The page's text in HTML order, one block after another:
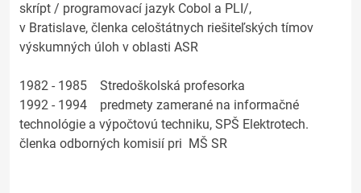
skrípt / programovací jazyk Cobol a PLI/,
v Bratislave, členka celoštátnych riešiteľských tímov
výskumných úloh v oblasti ASR
1982 - 1985 Stredoškolská profesorka
1992 - 1994 predmety zamerané na informačné
technológie a výpočtovú techniku, SPŠ Elektrotech.
členka odborných komisií pri MŠ SR